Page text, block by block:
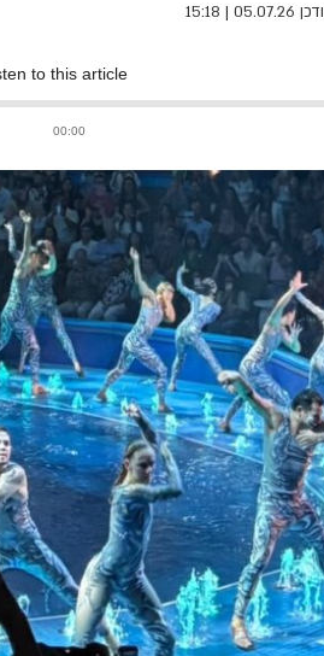
| 15:18